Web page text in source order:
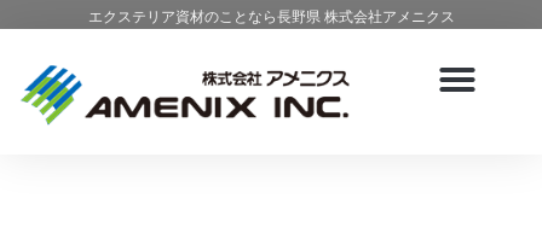
エクステリア資材のことなら長野県 株式会社アメニクス